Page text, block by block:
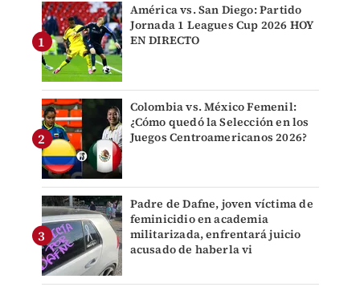
América vs. San Diego: Partido
Jornada 1 Leagues Cup 2026 HOY
EN DIRECTO
Colombia vs. México Femenil:
¿Cómo quedó la Selección en los
Juegos Centroamericanos 2026?
Padre de Dafne, joven víctima de
feminicidio en academia
militarizada, enfrentará juicio
acusado de haberla vi